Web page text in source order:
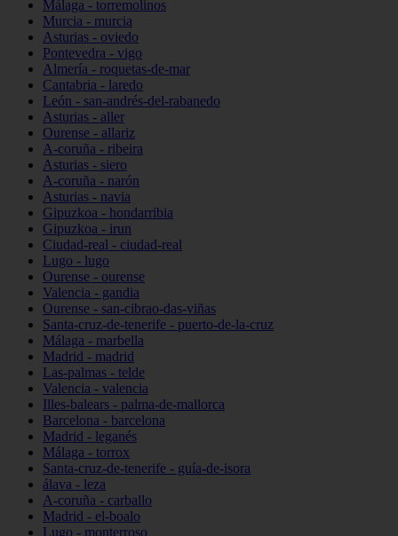
Málaga - torremolinos
Murcia - murcia
Asturias - oviedo
Pontevedra - vigo
Almería - roquetas-de-mar
Cantabria - laredo
León - san-andrés-del-rabanedo
Asturias - aller
Ourense - allariz
A-coruña - ribeira
Asturias - siero
A-coruña - narón
Asturias - navia
Gipuzkoa - hondarribia
Gipuzkoa - irun
Ciudad-real - ciudad-real
Lugo - lugo
Ourense - ourense
Valencia - gandia
Ourense - san-cibrao-das-viñas
Santa-cruz-de-tenerife - puerto-de-la-cruz
Málaga - marbella
Madrid - madrid
Las-palmas - telde
Valencia - valencia
Illes-balears - palma-de-mallorca
Barcelona - barcelona
Madrid - leganés
Málaga - torrox
Santa-cruz-de-tenerife - guía-de-isora
álava - leza
A-coruña - carballo
Madrid - el-boalo
Lugo - monterroso